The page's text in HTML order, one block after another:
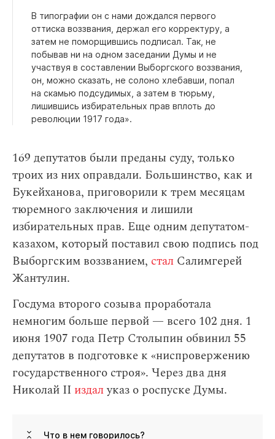
В типографии он с нами дождался первого
оттиска воззвания, держал его корректуру, а
затем не поморщившись подписал. Так, не
побывав ни на одном заседании Думы и не
участвуя в составлении Выборгского воззвания,
он, можно сказать, не солоно хлебавши, попал
на скамью подсудимых, а затем в тюрьму,
лишившись избирательных прав вплоть до
революции 1917 года».
169 депутатов были преданы суду, только
троих из них оправдали. Большинство, как и
Букейханова, приговорили к трем месяцам
тюремного заключения и лишили
избирательных прав. Еще одним депутатом-
казахом, который поставил свою подпись под
Выборгским воззванием, стал Салимгерей
Жантулин.
Госдума второго созыва проработала
немногим больше первой — всего 102 дня. 1
июня 1907 года Петр Столыпин обвинил 55
депутатов в подготовке к «ниспровержению
государственного строя». Через два дня
Николай II издалуказ о роспуске Думы.
Что в нем говорилось?